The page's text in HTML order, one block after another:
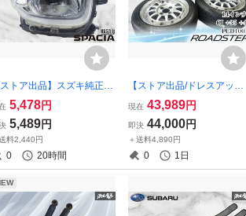
ストア出品】スズキ純正 M
スペーシア LED ヘッ
ライト ヘッドランプ 右 右
運転席側 打刻DL ICHIKO
激安魔王
5,478円
5,489円
料2,440円
0 20時間
【ストア出品/ドレスアッ
プ】ロードスター シビック
ウェッズスポーツ 2PF クラ
ゲ ホイール 14インチ 6J +35
+43 PCD100 4穴 4本 ★
現在 43,989円
即決 44,000円
＋送料4,890円
0 1日